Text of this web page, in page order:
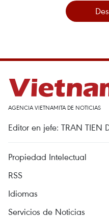
AGENCIA VIETNAMITA DE NOTICIAS
Editor en jefe: TRAN TIEN
Propiedad Intelectual
RSS
Idiomas
Servicios de Noticias